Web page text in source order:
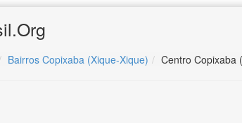
Bairros Copixaba (Xique-Xique) Centro Copixaba